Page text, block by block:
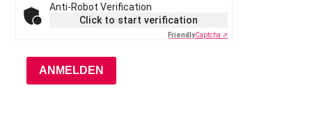
Anti-Robot Verification
Click to start verification
FriendlyCaptcha ⇗
ANMELDEN